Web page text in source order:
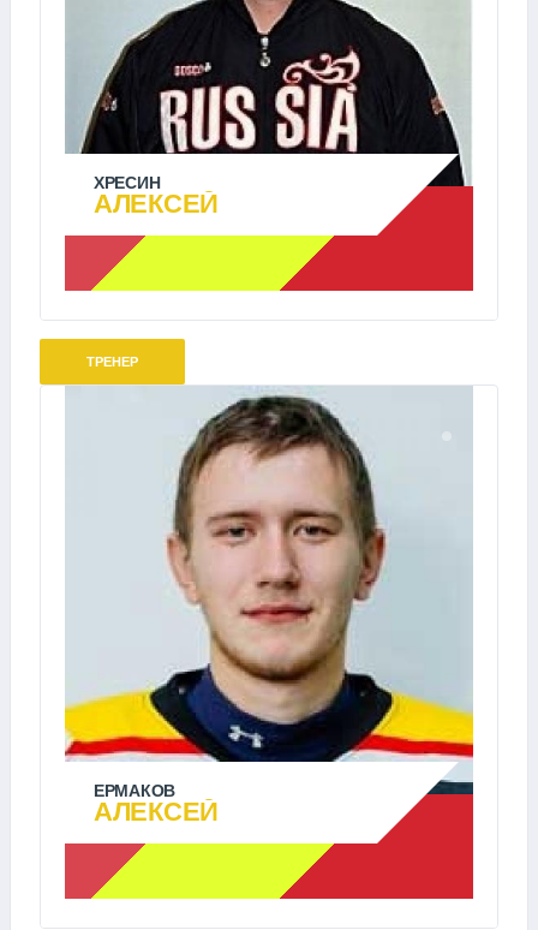
ХРЕСИН
АЛЕКСЕЙ
ТРЕНЕР
ЕРМАКОВ
АЛЕКСЕЙ